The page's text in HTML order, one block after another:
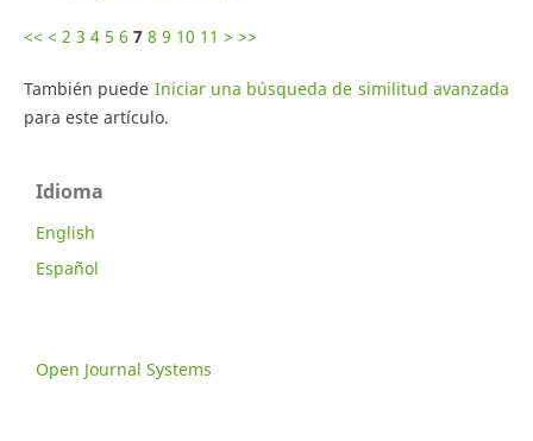
<< < 2 3 4 5 6 7 8 9 10 11 > >>
También puede Iniciar una búsqueda de similitud avanzada
para este artículo.
Idioma
English
Español
Open Journal Systems